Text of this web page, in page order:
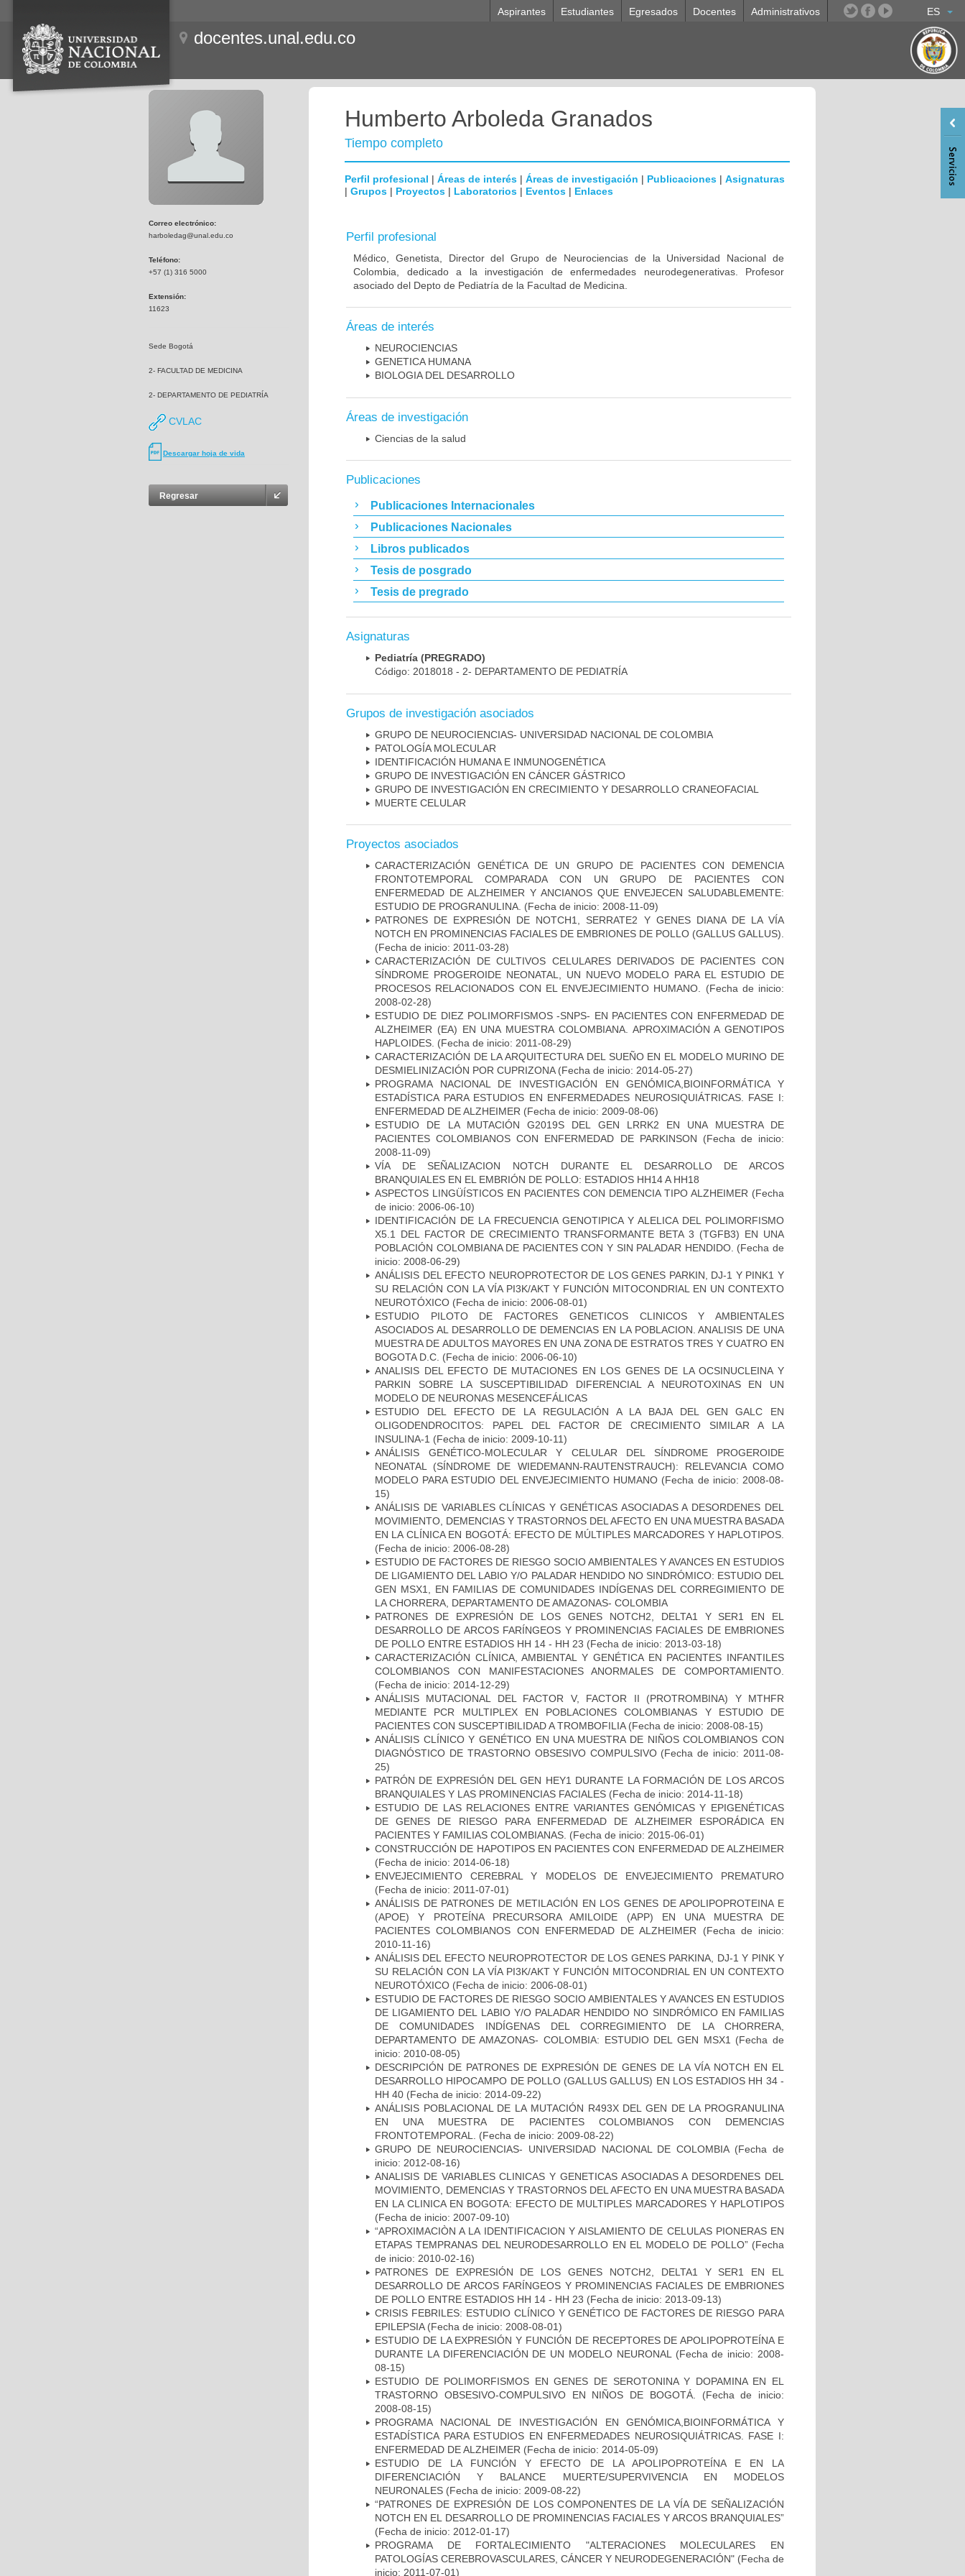
ES
Aspirantes Estudiantes Egresados Docentes Administrativos
docentes.unal.edu.co
Correo electrónico:
harboledag@unal.edu.co
Teléfono:
+57 (1) 316 5000
Extensión:
11623
Sede Bogotá
2- FACULTAD DE MEDICINA
2- DEPARTAMENTO DE PEDIATRÍA
CVLAC
Descargar hoja de vida
Regresar
Humberto Arboleda Granados
Tiempo completo
Perfil profesional | Áreas de interés | Áreas de investigación | Publicaciones | Asignaturas
| Grupos | Proyectos | Laboratorios | Eventos | Enlaces
Perfil profesional
Médico, Genetista, Director del Grupo de Neurociencias de la Universidad Nacional de
Colombia, dedicado a la investigación de enfermedades neurodegenerativas. Profesor
asociado del Depto de Pediatría de la Facultad de Medicina.
Áreas de interés
NEUROCIENCIAS
GENETICA HUMANA
BIOLOGIA DEL DESARROLLO
Áreas de investigación
Ciencias de la salud
Publicaciones
Publicaciones Internacionales
Publicaciones Nacionales
Libros publicados
Tesis de posgrado
Tesis de pregrado
Asignaturas
Pediatría (PREGRADO)
Código: 2018018 - 2- DEPARTAMENTO DE PEDIATRÍA
Grupos de investigación asociados
GRUPO DE NEUROCIENCIAS- UNIVERSIDAD NACIONAL DE COLOMBIA
PATOLOGÍA MOLECULAR
IDENTIFICACIÓN HUMANA E INMUNOGENÉTICA
GRUPO DE INVESTIGACIÓN EN CÁNCER GÁSTRICO
GRUPO DE INVESTIGACIÓN EN CRECIMIENTO Y DESARROLLO CRANEOFACIAL
MUERTE CELULAR
Proyectos asociados
CARACTERIZACIÓN GENÉTICA DE UN GRUPO DE PACIENTES CON DEMENCIA
FRONTOTEMPORAL COMPARADA CON UN GRUPO DE PACIENTES CON
ENFERMEDAD DE ALZHEIMER Y ANCIANOS QUE ENVEJECEN SALUDABLEMENTE:
ESTUDIO DE PROGRANULINA. (Fecha de inicio: 2008-11-09)
PATRONES DE EXPRESIÓN DE NOTCH1, SERRATE2 Y GENES DIANA DE LA VÍA
NOTCH EN PROMINENCIAS FACIALES DE EMBRIONES DE POLLO (GALLUS GALLUS).
(Fecha de inicio: 2011-03-28)
CARACTERIZACIÓN DE CULTIVOS CELULARES DERIVADOS DE PACIENTES CON
SÍNDROME PROGEROIDE NEONATAL, UN NUEVO MODELO PARA EL ESTUDIO DE
PROCESOS RELACIONADOS CON EL ENVEJECIMIENTO HUMANO.
(Fecha de inicio:
2008-02-28)
ESTUDIO DE DIEZ POLIMORFISMOS -SNPS- EN PACIENTES CON ENFERMEDAD DE
ALZHEIMER (EA) EN UNA MUESTRA COLOMBIANA. APROXIMACIÓN A GENOTIPOS
HAPLOIDES. (Fecha de inicio: 2011-08-29)
CARACTERIZACIÓN DE LA ARQUITECTURA DEL SUEÑO EN EL MODELO MURINO DE
DESMIELINIZACIÓN POR CUPRIZONA(Fecha de inicio: 2014-05-27)
PROGRAMA NACIONAL DE INVESTIGACIÓN EN GENÓMICA,BIOINFORMÁTICA Y
ESTADÍSTICA PARA ESTUDIOS EN ENFERMEDADES NEUROSIQUIÁTRICAS. FASE I:
ENFERMEDAD DE ALZHEIMER (Fecha de inicio: 2009-08-06)
ESTUDIO DE LA MUTACIÓN G2019S DEL GEN LRRK2 EN UNA MUESTRA DE
PACIENTES COLOMBIANOS CON ENFERMEDAD DE PARKINSON (Fecha de inicio:
2008-11-09)
VÍA DE SEÑALIZACION NOTCH DURANTE EL DESARROLLO DE ARCOS
BRANQUIALES EN EL EMBRIÓN DE POLLO: ESTADIOS HH14 A HH18
ASPECTOS LINGÜÍSTICOS EN PACIENTES CON DEMENCIA TIPO ALZHEIMER (Fecha
de inicio: 2006-06-10)
IDENTIFICACIÓN DE LA FRECUENCIA GENOTIPICA Y ALELICA DEL POLIMORFISMO
X5.1 DEL FACTOR DE CRECIMIENTO TRANSFORMANTE BETA 3 (TGFB3) EN UNA
POBLACIÓN COLOMBIANA DE PACIENTES CON Y SIN PALADAR HENDIDO. (Fecha de
inicio: 2008-06-29)
ANÁLISIS DEL EFECTO NEUROPROTECTOR DE LOS GENES PARKIN, DJ-1 Y PINK1 Y
SU RELACIÓN CON LA VÍA PI3K/AKT Y FUNCIÓN MITOCONDRIAL EN UN CONTEXTO
NEUROTÓXICO (Fecha de inicio: 2006-08-01)
ESTUDIO PILOTO DE FACTORES GENETICOS CLINICOS Y AMBIENTALES
ASOCIADOS AL DESARROLLO DE DEMENCIAS EN LA POBLACION. ANALISIS DE UNA
MUESTRA DE ADULTOS MAYORES EN UNA ZONA DE ESTRATOS TRES Y CUATRO EN
BOGOTA D.C. (Fecha de inicio: 2006-06-10)
ANALISIS DEL EFECTO DE MUTACIONES EN LOS GENES DE LA OCSINUCLEINA Y
PARKIN SOBRE LA SUSCEPTIBILIDAD DIFERENCIAL A NEUROTOXINAS EN UN
MODELO DE NEURONAS MESENCEFÁLICAS
ESTUDIO DEL EFECTO DE LA REGULACIÓN A LA BAJA DEL GEN GALC EN
OLIGODENDROCITOS: PAPEL DEL FACTOR DE CRECIMIENTO SIMILAR A LA
INSULINA-1 (Fecha de inicio: 2009-10-11)
ANÁLISIS GENÉTICO-MOLECULAR Y CELULAR DEL SÍNDROME PROGEROIDE
NEONATAL (SÍNDROME DE WIEDEMANN-RAUTENSTRAUCH): RELEVANCIA COMO
MODELO PARA ESTUDIO DEL ENVEJECIMIENTO HUMANO (Fecha de inicio: 2008-08-
15)
ANÁLISIS DE VARIABLES CLÍNICAS Y GENÉTICAS ASOCIADAS A DESORDENES DEL
MOVIMIENTO, DEMENCIAS Y TRASTORNOS DEL AFECTO EN UNA MUESTRA BASADA
EN LA CLÍNICA EN BOGOTÁ: EFECTO DE MÚLTIPLES MARCADORES Y HAPLOTIPOS.
(Fecha de inicio: 2006-08-28)
ESTUDIO DE FACTORES DE RIESGO SOCIO AMBIENTALES Y AVANCES EN ESTUDIOS
DE LIGAMIENTO DEL LABIO Y/O PALADAR HENDIDO NO SINDRÓMICO: ESTUDIO DEL
GEN MSX1, EN FAMILIAS DE COMUNIDADES INDÍGENAS DEL CORREGIMIENTO DE
LA CHORRERA, DEPARTAMENTO DE AMAZONAS- COLOMBIA
PATRONES DE EXPRESIÓN DE LOS GENES NOTCH2, DELTA1 Y SER1 EN EL
DESARROLLO DE ARCOS FARÍNGEOS Y PROMINENCIAS FACIALES DE EMBRIONES
DE POLLO ENTRE ESTADIOS HH 14 - HH 23 (Fecha de inicio: 2013-03-18)
CARACTERIZACIÓN CLÍNICA, AMBIENTAL Y GENÉTICA EN PACIENTES INFANTILES
COLOMBIANOS CON MANIFESTACIONES ANORMALES DE COMPORTAMIENTO.
(Fecha de inicio: 2014-12-29)
ANÁLISIS MUTACIONAL DEL FACTOR V, FACTOR II (PROTROMBINA) Y MTHFR
MEDIANTE PCR MULTIPLEX EN POBLACIONES COLOMBIANAS Y ESTUDIO DE
PACIENTES CON SUSCEPTIBILIDAD A TROMBOFILIA(Fecha de inicio: 2008-08-15)
ANÁLISIS CLÍNICO Y GENÉTICO EN UNA MUESTRA DE NIÑOS COLOMBIANOS CON
DIAGNÓSTICO DE TRASTORNO OBSESIVO COMPULSIVO(Fecha de inicio: 2011-08-
25)
PATRÓN DE EXPRESIÓN DEL GEN HEY1 DURANTE LA FORMACIÓN DE LOS ARCOS
BRANQUIALES Y LAS PROMINENCIAS FACIALES (Fecha de inicio: 2014-11-18)
ESTUDIO DE LAS RELACIONES ENTRE VARIANTES GENÓMICAS Y EPIGENÉTICAS
DE GENES DE RIESGO PARA ENFERMEDAD DE ALZHEIMER ESPORÁDICA EN
PACIENTES Y FAMILIAS COLOMBIANAS. (Fecha de inicio: 2015-06-01)
CONSTRUCCIÓN DE HAPOTIPOS EN PACIENTES CON ENFERMEDAD DE ALZHEIMER
(Fecha de inicio: 2014-06-18)
ENVEJECIMIENTO CEREBRAL Y MODELOS DE ENVEJECIMIENTO PREMATURO
(Fecha de inicio: 2011-07-01)
ANÁLISIS DE PATRONES DE METILACIÓN EN LOS GENES DE APOLIPOPROTEINA E
(APOE) Y PROTEÍNA PRECURSORA AMILOIDE (APP) EN UNA MUESTRA DE
PACIENTES COLOMBIANOS CON ENFERMEDAD DE ALZHEIMER (Fecha de inicio:
2010-11-16)
ANÁLISIS DEL EFECTO NEUROPROTECTOR DE LOS GENES PARKINA, DJ-1 Y PINK Y
SU RELACIÓN CON LA VÍA PI3K/AKT Y FUNCIÓN MITOCONDRIAL EN UN CONTEXTO
NEUROTÓXICO (Fecha de inicio: 2006-08-01)
ESTUDIO DE FACTORES DE RIESGO SOCIO AMBIENTALES Y AVANCES EN ESTUDIOS
DE LIGAMIENTO DEL LABIO Y/O PALADAR HENDIDO NO SINDRÓMICO EN FAMILIAS
DE COMUNIDADES INDÍGENAS DEL CORREGIMIENTO DE LA CHORRERA,
DEPARTAMENTO DE AMAZONAS- COLOMBIA: ESTUDIO DEL GEN MSX1
(Fecha de
inicio: 2010-08-05)
DESCRIPCIÓN DE PATRONES DE EXPRESIÓN DE GENES DE LA VÍA NOTCH EN EL
DESARROLLO HIPOCAMPO DE POLLO (GALLUS GALLUS) EN LOS ESTADIOS HH 34 -
HH 40 (Fecha de inicio: 2014-09-22)
ANÁLISIS POBLACIONAL DE LA MUTACIÓN R493X DEL GEN DE LA PROGRANULINA
EN UNA MUESTRA DE PACIENTES COLOMBIANOS CON DEMENCIAS
FRONTOTEMPORAL.
(Fecha de inicio: 2009-08-22)
GRUPO DE NEUROCIENCIAS- UNIVERSIDAD NACIONAL DE COLOMBIA(Fecha de
inicio: 2012-08-16)
ANALISIS DE VARIABLES CLINICAS Y GENETICAS ASOCIADAS A DESORDENES DEL
MOVIMIENTO, DEMENCIAS Y TRASTORNOS DEL AFECTO EN UNA MUESTRA BASADA
EN LA CLINICA EN BOGOTA: EFECTO DE MULTIPLES MARCADORES Y HAPLOTIPOS
(Fecha de inicio: 2007-09-10)
“APROXIMACIÒN A LA IDENTIFICACION Y AISLAMIENTO DE CELULAS PIONERAS EN
ETAPAS TEMPRANAS DEL NEURODESARROLLO EN EL MODELO DE POLLO”(Fecha
de inicio: 2010-02-16)
PATRONES DE EXPRESIÓN DE LOS GENES NOTCH2, DELTA1 Y SER1 EN EL
DESARROLLO DE ARCOS FARÍNGEOS Y PROMINENCIAS FACIALES DE EMBRIONES
DE POLLO ENTRE ESTADIOS HH 14 - HH 23 (Fecha de inicio: 2013-09-13)
CRISIS FEBRILES: ESTUDIO CLÍNICO Y GENÉTICO DE FACTORES DE RIESGO PARA
EPILEPSIA(Fecha de inicio: 2008-08-01)
ESTUDIO DE LA EXPRESIÓN Y FUNCIÓN DE RECEPTORES DE APOLIPOPROTEÍNA E
DURANTE LA DIFERENCIACIÓN DE UN MODELO NEURONAL
(Fecha de inicio: 2008-
08-15)
ESTUDIO DE POLIMORFISMOS EN GENES DE SEROTONINA Y DOPAMINA EN EL
TRASTORNO OBSESIVO-COMPULSIVO EN NIÑOS DE BOGOTÁ.
(Fecha de inicio:
2008-08-15)
PROGRAMA NACIONAL DE INVESTIGACIÓN EN GENÓMICA,BIOINFORMÁTICA Y
ESTADÍSTICA PARA ESTUDIOS EN ENFERMEDADES NEUROSIQUIÁTRICAS. FASE I:
ENFERMEDAD DE ALZHEIMER (Fecha de inicio: 2014-05-09)
ESTUDIO DE LA FUNCIÓN Y EFECTO DE LA APOLIPOPROTEÍNA E EN LA
DIFERENCIACIÓN Y BALANCE MUERTE/SUPERVIVENCIA EN MODELOS
NEURONALES (Fecha de inicio: 2009-08-22)
“PATRONES DE EXPRESIÓN DE LOS COMPONENTES DE LA VÍA DE SEÑALIZACIÓN
NOTCH EN EL DESARROLLO DE PROMINENCIAS FACIALES Y ARCOS BRANQUIALES”
(Fecha de inicio: 2012-01-17)
PROGRAMA DE FORTALECIMIENTO "ALTERACIONES MOLECULARES EN
PATOLOGÍAS CEREBROVASCULARES, CÁNCER Y NEURODEGENERACIÓN" (Fecha de
inicio: 2011-07-01)